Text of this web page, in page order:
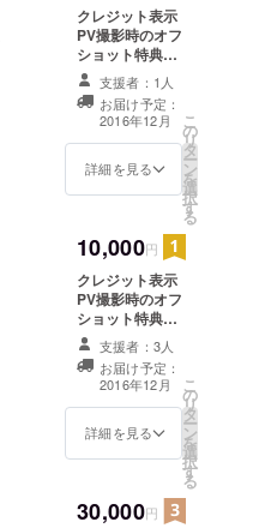
クレジット表示
PV撮影時のオフ
ショット特典映
像 映像メッセー
ジ（メンバーか
ら支援者様への
個別のメッセー
ジ）
支援者：1人
お届け予定：
2016年12月
詳細を見る
こ
の
リ
タ
ー
ン
を
選
択
す
る
10,000円
クレジット表示
PV撮影時のオフ
ショット特典映
像 映像メッセー
ジ（メンバーか
ら支援者様への
個別のメッセー
ジ） サイン入り
G.H.E.T.T.Oオリ
支援者：3人
お届け予定：
2016年12月
詳細を見る
こ
の
リ
タ
ー
ン
を
選
択
す
る
30,000円